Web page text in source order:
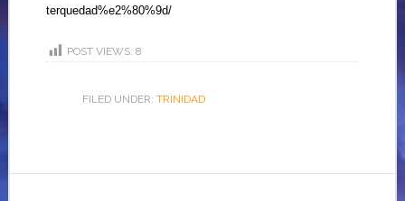
terquedad%e2%80%9d/
POST VIEWS: 8
FILED UNDER: TRINIDAD